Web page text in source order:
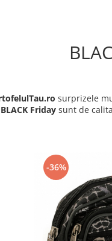
surprizele
BLACK Friday sunt de
-36%